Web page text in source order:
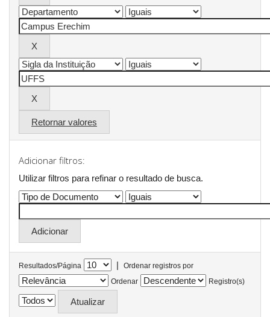
Retornar valores
Adicionar filtros:
Utilizar filtros para refinar o resultado de busca.
Resultados/Página |
Ordenar registros por
Ordenar
Registro(s)